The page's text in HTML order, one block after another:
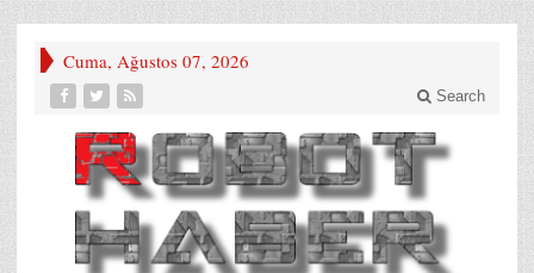
Cuma, Ağustos 07, 2026
Search